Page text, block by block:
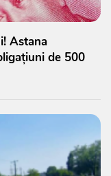
Astana
de 500